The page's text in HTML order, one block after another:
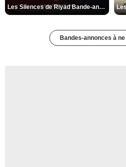
Les Silences de Riyad Bande-annonce VO STFR
Bandes-annonces à